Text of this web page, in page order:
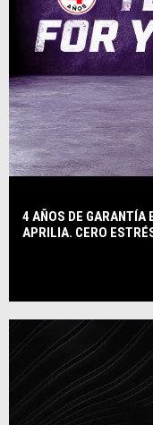
4 AÑOS DE GARANTÍA
APRILIA. CERO